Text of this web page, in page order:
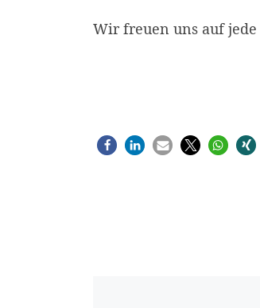
Wir freuen uns auf